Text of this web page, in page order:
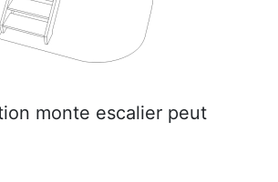
monte escalier peut